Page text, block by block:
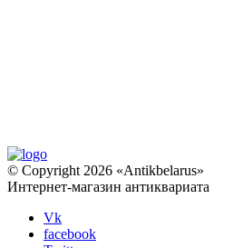
© Copyright 2026 «Antikbelarus»
Интернет-магазин антиквариата
Vk
facebook